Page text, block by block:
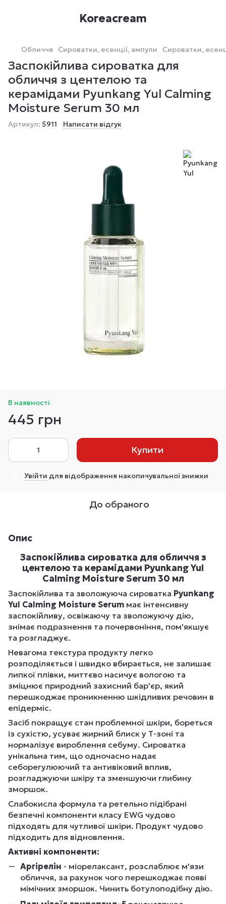
Koreacream
Обличчя Сироватки, есенції, ампули Сироватки,
Заспокійлива сироватка для
обличчя з центелою та
керамідами Pyunkang Yul Calming
Moisture Serum 30 мл
Артикул: 5911 Написати відгук
В наявності
445 грн
Купити
Увійти для відображення накопичувальної знижки
До обраного
Опис
Заспокійлива сироватка для обличчя з
центелою та керамідами Pyunkang Yul
Calming Moisture Serum 30 мл
Заспокійлива та зволожуюча сироватка Pyunkang
Yul Calming Moisture Serum має інтенсивну
заспокійливу, освіжаючу та зволожуючу дію,
знімає подразнення та почервоніння, пом'якшує
та розгладжує.
Невагома текстура продукту легко
розподіляється і швидко вбирається, не залишає
липкої плівки, миттєво насичує вологою та
зміцнює природний захисний бар'єр, який
перешкоджає проникненню шкідливих речовин в
епідерміс.
Засіб покращує стан проблемної шкіри, бореться
із сухістю, усуває жирний блиск у Т-зоні та
нормалізує вироблення себуму. Сироватка
унікальна тим, що одночасно надає
себорегулюючий та антивіковий вплив,
розгладжуючи шкіру та зменшуючи глибину
зморшок.
Слабокисла формула та ретельно підібрані
безпечні компоненти класу EWG чудово
підходять для чутливої шкіри. Продукт чудово
підходить для відновлення.
Активні компоненти:
Аргірелін - міорелаксант, розслаблює м'язи
обличчя, за рахунок чого перешкоджає появі
мімічних зморшок. Чинить ботулоподібну дію.